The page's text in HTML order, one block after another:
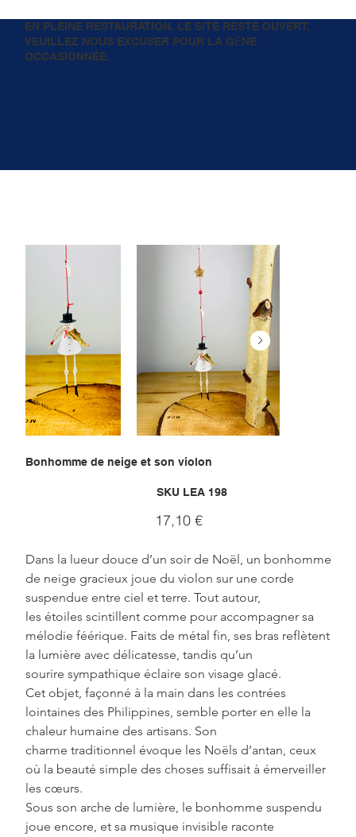
EN PLEINE RESTAURATION, LE SITE RESTE OUVERT,
VEUILLEZ NOUS EXCUSER POUR LA GȆNE
OCCASIONNÉE.
Bonhomme de neige et son violon
SKU :SKU
LEA
LEA 198
Prix
17,10 €
Dans la lueur douce d’un soir de Noël, un bonhomme
de neige gracieux joue du violon sur une corde
suspendue entre ciel et terre. Tout autour,
les étoiles scintillent comme pour accompagner sa
mélodie féérique. Faits de métal fin, ses bras reflètent
la lumière avec délicatesse, tandis qu’un
sourire sympathique éclaire son visage glacé.
Cet objet, façonné à la main dans les contrées
lointaines des Philippines, semble porter en elle la
chaleur humaine des artisans. Son
charme traditionnel évoque les Noëls d’antan, ceux
où la beauté simple des choses suffisait à émerveiller
les cœurs.
Sous son arche de lumière, le bonhomme suspendu
joue encore, et sa musique invisible raconte